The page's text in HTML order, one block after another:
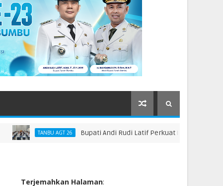
TANBU AGT 26 Bupati Andi Rudi Latif Perkuat Kebijakan
Terjemahkan Halaman: